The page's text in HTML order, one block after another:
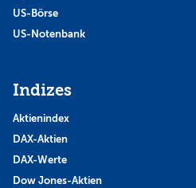
US-Börse
US-Notenbank
Indizes
Aktienindex
DAX-Aktien
DAX-Werte
Dow Jones-Aktien